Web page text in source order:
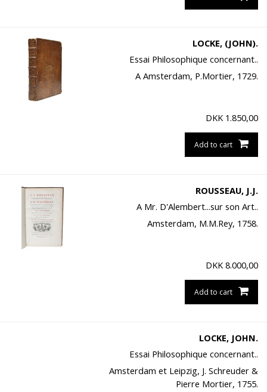
LOCKE, (JOHN).
Essai Philosophique concernant..
A Amsterdam, P.Mortier, 1729.
DKK 1.850,00
Add to cart
ROUSSEAU, J.J.
A Mr. D'Alembert...sur son Art..
Amsterdam, M.M.Rey, 1758.
DKK 8.000,00
Add to cart
LOCKE, JOHN.
Essai Philosophique concernant..
Amsterdam et Leipzig, J. Schreuder &
Pierre Mortier, 1755.